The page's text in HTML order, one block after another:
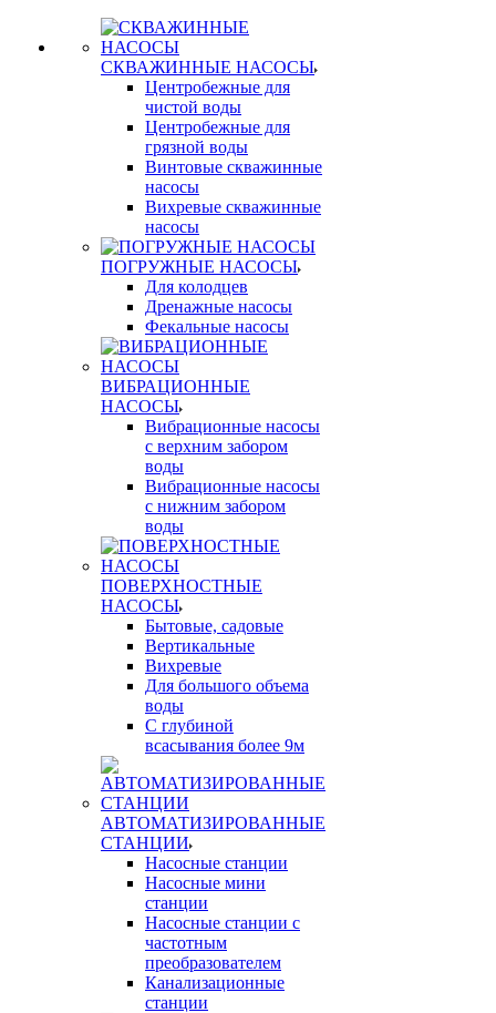
СКВАЖИННЫЕ НАСОСЫ
Центробежные для
чистой воды
Центробежные для
грязной воды
Винтовые скважинные
насосы
Вихревые скважинные
насосы
ПОГРУЖНЫЕ НАСОСЫ
Для колодцев
Дренажные насосы
Фекальные насосы
ВИБРАЦИОННЫЕ
НАСОСЫ
Вибрационные насосы
с верхним забором
воды
Вибрационные насосы
с нижним забором
воды
ПОВЕРХНОСТНЫЕ
НАСОСЫ
Бытовые, садовые
Вертикальные
Вихревые
Для большого объема
воды
С глубиной
всасывания более 9м
АВТОМАТИЗИРОВАННЫЕ
СТАНЦИИ
Насосные станции
Насосные мини
станции
Насосные станции с
частотным
преобразователем
Канализационные
станции